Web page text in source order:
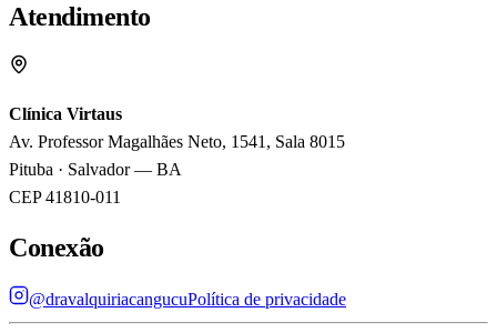
Atendimento
Clínica Virtaus
Av. Professor Magalhães Neto, 1541, Sala 8015
Pituba · Salvador— BA
CEP41810-011
Conexão
@dravalquiriacangucuPolítica de privacidade